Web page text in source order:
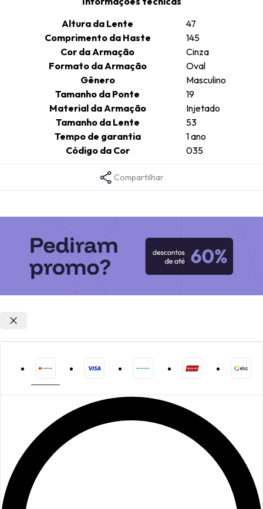
Altura da Lente
47
Comprimento da Haste
145
Cor da Armação
Cinza
Formato da Armação
Oval
Gênero
Masculino
Tamanho da Ponte
19
Material da Armação
Injetado
Tamanho da Lente
53
Tempo de garantia
1 ano
Código da Cor
035
Compartilhar